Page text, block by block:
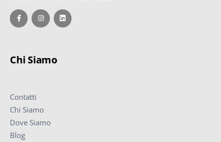
Chi Siamo
Contatti
Chi Siamo
Dove Siamo
Blog